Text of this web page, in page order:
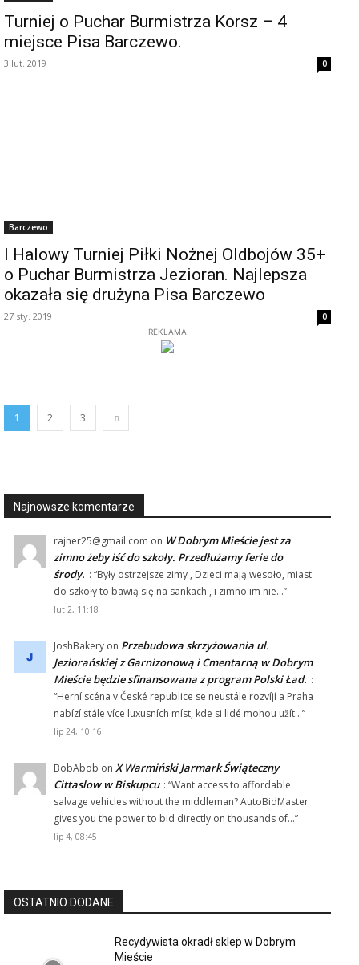
Turniej o Puchar Burmistrza Korsz – 4
miejsce Pisa Barczewo.
3 lut. 2019 0
Barczewo
I Halowy Turniej Piłki Nożnej Oldbojów 35+
o Puchar Burmistrza Jezioran. Najlepsza
okazała się drużyna Pisa Barczewo
27 sty. 2019 0
REKLAMA
1 2 3
Najnowsze komentarze
rajner25@gmail.com on W Dobrym Mieście jest za
zimno żeby iść do szkoły. Przedłużamy ferie do
środy. : “Były ostrzejsze zimy , Dzieci mają wesoło, miast
do szkoły to bawią się na sankach , i zimno im nie…”
lut 2, 11:18
JoshBakery on Przebudowa skrzyżowania ul.
Jeziorańskiej z Garnizonową i Cmentarną w Dobrym
Mieście będzie sfinansowana z program Polski Ład. :
“Herní scéna v České republice se neustále rozvíjí a Praha
nabízí stále více luxusních míst, kde si lidé mohou užít…”
lip 24, 10:16
BobAbob on X Warmiński Jarmark Świąteczny
Cittaslow w Biskupcu : “Want access to affordable
salvage vehicles without the middleman? AutoBidMaster
gives you the power to bid directly on thousands of…”
lip 4, 08:45
OSTATNIO DODANE
Recydywista okradł sklep w Dobrym
Mieście